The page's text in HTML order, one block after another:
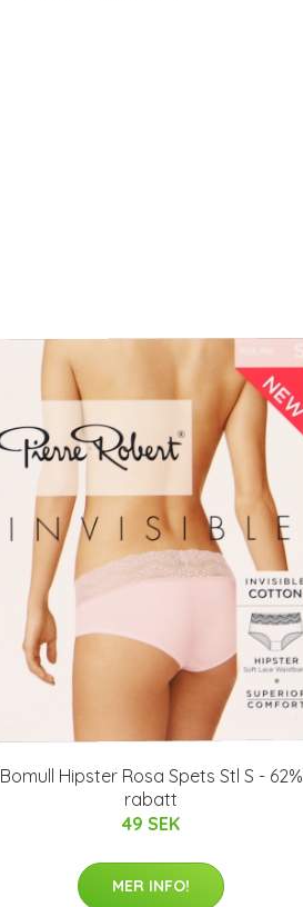
Bomull Hipster Rosa Spets Stl S - 62%
rabatt
49 SEK
MER INFO!